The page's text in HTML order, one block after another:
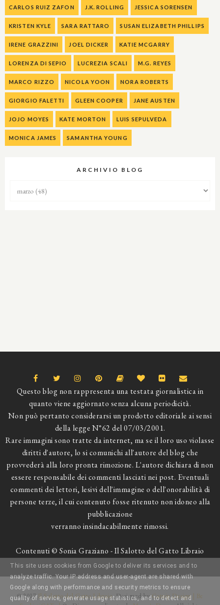
CARLOS RUIZ ZAFON J.K. ROLLING JESSICA SORENSEN
KRISTEN KYLE SARA RATTARO SUSAN ELIZABETH PHILLIPS
IRENE GRAZZINI JOEL DICKER KATIE MCGARRY
LORENZA DI SEPIO LUCREZIA SCALI M.G. REYES
MARCO RIZZO NICOLA YOON NORA ROBERTS
GIORGIO FALETTI GLEEN COOPER JANE AUSTEN
JOJO MOYES KATE MORTON LUIS SEPULVEDA
MONICA JAMES SAMANTHA YOUNG
ARCHIVIO BLOG
Questo blog non rappresenta una testata giornalistica in
quanto viene aggiornato senza alcuna periodicità.
Non può pertanto considerarsi un prodotto editoriale ai sensi
della legge N°62 del 07/03/2001.
Rare immagini sono tratte da internet, ma se il loro uso violasse
diritti d'autore, lo si comunichi all'autore del blog che
provvederà alla loro pronta rimozione. L'autore dichiara di non
essere responsabile dei commenti lasciati nei post. Eventuali
commenti dei lettori, lesivi dell'immagine o dell'onorabilità di
persone terze, il cui contenuto fosse ritenuto non idoneo alla
pubblicazione
verranno insindacabilmente rimossi.
Contenuti © Sonia Graziano - Il Salotto del Gatto Libraio
© 2017Il Salotto del Gatto Libraio. Designed byCatnip Design | Be
This site uses cookies from Google to deliver its services and to
analyze traffic. Your IP address and user-agent are shared with
Google along with performance and security metrics to ensure
quality of service, generate usage statistics, and to detect and